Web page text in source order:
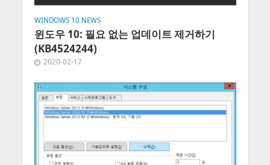
WINDOWS 10 NEWS
윈도우 10: 필요 없는 업데이트 제거하기
(KB4524244)
2020-02-17